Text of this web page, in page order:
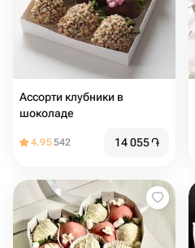
Ассорти клубники в
шоколаде
4.95542 14 055֏